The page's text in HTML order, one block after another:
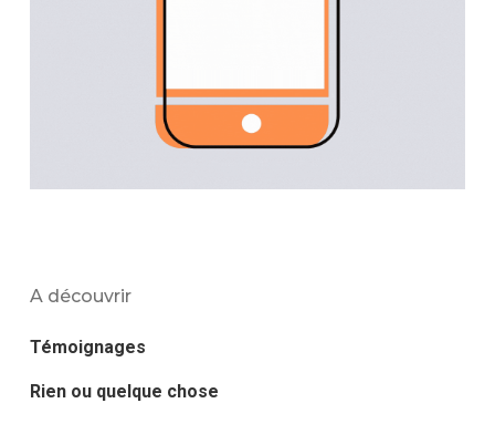
A découvrir
Témoignages
Rien ou quelque chose